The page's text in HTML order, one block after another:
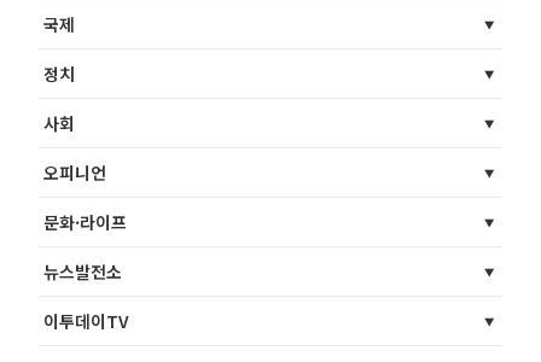
국제
정치
사회
오피니언
문화·라이프
뉴스발전소
이투데이TV